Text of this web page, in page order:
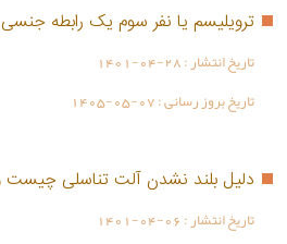
ترویلیسم یا نفر سوم یک رابطه
تاریخ انتشار :1401-04-28
تاریخ بروز رسانی :1405-05-07
دلیل بلند نشدن آلت تناسلی چیست
تاریخ انتشار :1401-04-06